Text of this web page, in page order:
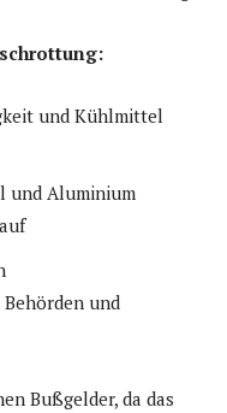
und Kühlmittel
und Aluminium
Behörden und
Bußgelder, da das